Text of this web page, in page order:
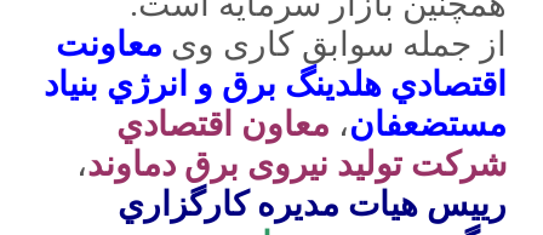
از جمله سوابق کاری وی معاونت
اقتصادي هلدينگ برق و انرژي بنياد
مستضعفان، معاون اقتصادي
شرکت تولید نیروی برق دماوند،
رييس هيات مديره كارگزاري